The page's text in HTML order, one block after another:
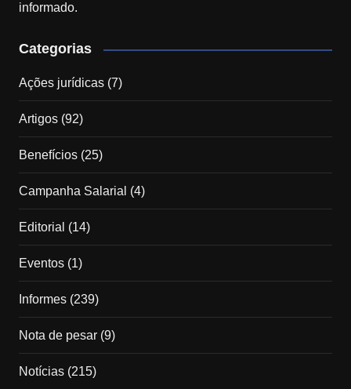
informado.
Categorias
Ações jurídicas(7)
Artigos(92)
Benefícios(25)
Campanha Salarial (4)
Editorial (14)
Eventos(1)
Informes(239)
Nota de pesar(9)
Notícias(215)